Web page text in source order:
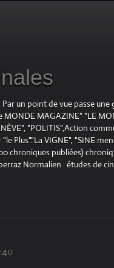
un point de vue passe
MAGAZINE" "LE
"POLITIS",Action
Plus"."La VIGNE", "SINE
chroniques publiées)
Normalien . études de